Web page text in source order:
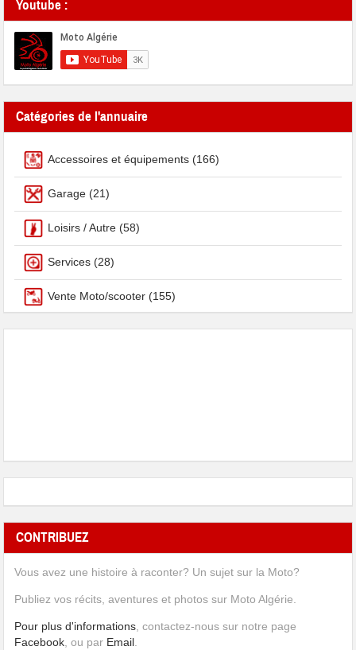
Youtube :
Catégories de l'annuaire
Accessoires et équipements (166)
Garage (21)
Loisirs / Autre (58)
Services (28)
Vente Moto/scooter (155)
CONTRIBUEZ
Vous avez une histoire à raconter? Un sujet sur la Moto?
Publiez vos récits, aventures et photos sur Moto Algérie.
Pour plus d'informations , contactez-nous sur notre page
Facebook , ou par Email